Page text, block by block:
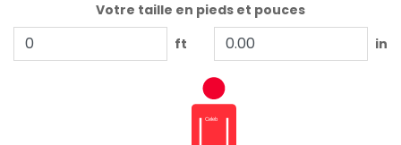
Votre taille en pieds et pouces
ft
in